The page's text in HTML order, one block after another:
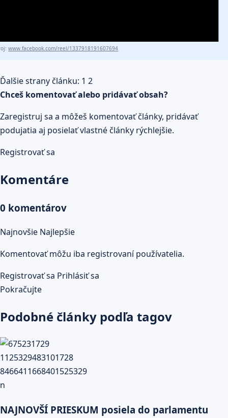
www.facebook.com/reel/1337918191607694
Ďalšie strany článku: 1 2
Chceš komentovať alebo pridávať obsah?
Zaregistruj sa a môžeš komentovať články, pridávať
podujatia aj posielať vlastné články rýchlejšie.
Registrovať sa
Komentáre
0 komentárov
Najnovšie Najlepšie
Komentovať môžu iba registrovaní používatelia.
Registrovať sa Prihlásiť sa
Pokračujte
Podobné články podľa tagov
NAJNOVŠÍ PRIESKUM posiela do parlamentu